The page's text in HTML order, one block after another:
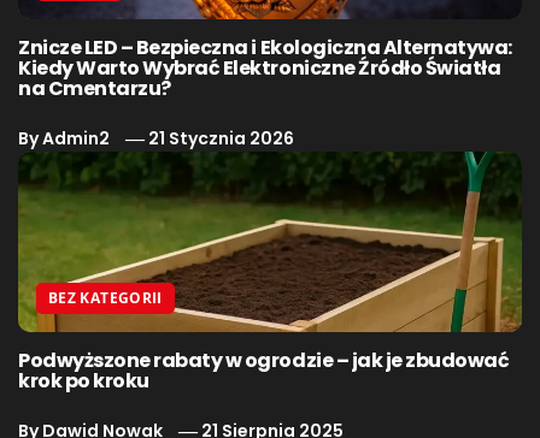
Znicze LED – Bezpieczna i Ekologiczna Alternatywa:
Kiedy Warto Wybrać Elektroniczne Źródło Światła
na Cmentarzu?
ByAdmin2 21 Stycznia 2026
BEZ KATEGORII
Podwyższone rabaty w ogrodzie – jak je zbudować
krok po kroku
ByDawid Nowak 21 Sierpnia 2025